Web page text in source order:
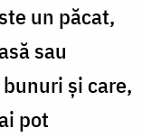
un păcat,
sau
și care,
pot